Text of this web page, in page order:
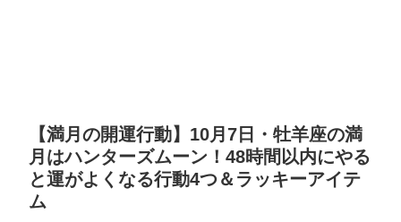
【満月の開運行動】10月7日・牡羊座の満
月はハンターズムーン！48時間以内にやる
と運がよくなる行動4つ＆ラッキーアイテ
ム